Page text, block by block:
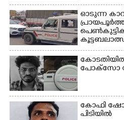
ഓടുന്ന
മൂന്ന് പേർ
പോക്സോ
കോഫി
പിടിയിൽ